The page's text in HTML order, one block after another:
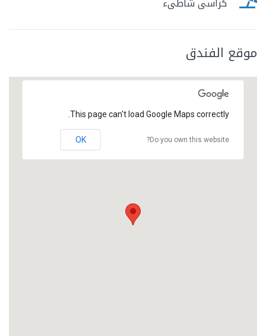
موقع الفندق
This page can't load Google Maps correctly.
Do you own this website?
OK